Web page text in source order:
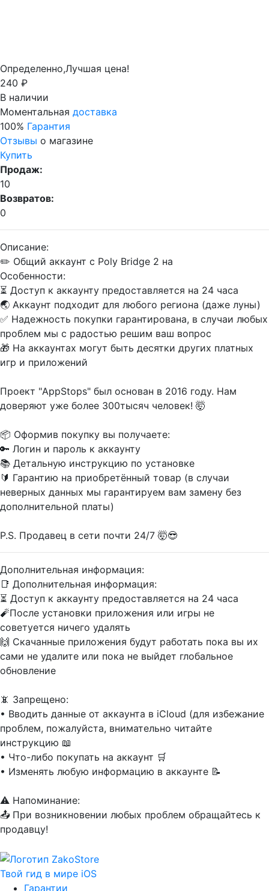
Определенно,Лучшая цена!
240 ₽
В наличии
Моментальная доставка
100% Гарантия
Отзывы о магазине
Купить
Продаж:
10
Возвратов:
0
Описание:
✏️ Общий аккаунт с Poly Bridge 2 на
Особенности:
⏳ Доступ к аккаунту предоставляется на 24 часа
🌏 Аккаунт подходит для любого региона (даже луны)
✅ Надежность покупки гарантирована, в случаи любых
проблем мы с радостью решим ваш вопрос
🎁 На аккаунтах могут быть десятки других платных
игр и приложений
Проект "AppStops" был основан в 2016 году. Нам
доверяют уже более 300тысяч человек! 🤯
📦 Оформив покупку вы получаете:
🔑 Логин и пароль к аккаунту
📚 Детальную инструкцию по установке
🔰 Гарантию на приобретённый товар (в случаи
неверных данных мы гарантируем вам замену без
дополнительной платы)
P.S. Продавец в сети почти 24/7 🤯😎
Дополнительная информация:
📑 Дополнительная информация:
⏳ Доступ к аккаунту предоставляется на 24 часа
🧨После установки приложения или игры не
советуется ничего удалять
🙌 Скачанные приложения будут работать пока вы их
сами не удалите или пока не выйдет глобальное
обновление
📵 Запрещено:
• Вводить данные от аккаунта в iCloud (для избежание
проблем, пожалуйста, внимательно читайте
инструкцию 📖
• Что-либо покупать на аккаунт 🛒
• Изменять любую информацию в аккаунте 📝
⚠️ Напоминание:
📤 При возникновении любых проблем обращайтесь к
продавцу!
Твой гид в мире iOS
Гарантии